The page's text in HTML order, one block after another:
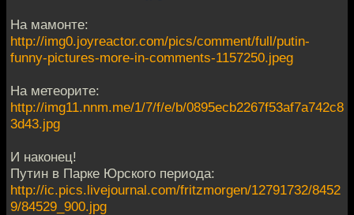
На мамонте:
http://img0.joyreactor.com/pics/comment/full/putin-
funny-pictures-more-in-comments-1157250.jpeg
На метеорите:
http://img11.nnm.me/1/7/f/e/b/0895ecb2267f53af7a742c8
3d43.jpg
И наконец!
Путин в Парке Юрского периода:
http://ic.pics.livejournal.com/fritzmorgen/12791732/8452
9/84529_900.jpg